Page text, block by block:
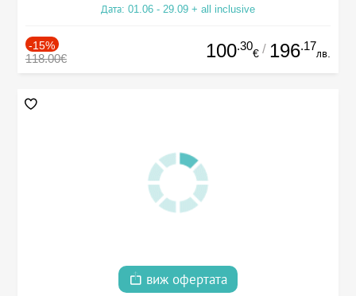
Дата: 01.06 - 29.09 + all inclusive
-15%
118.00€ 100.30
€ / 196.17
лв.
виж офертата